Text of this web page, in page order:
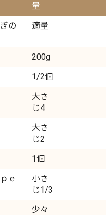
量
の
適量
200g
1/2個
大さ
じ4
大さ
じ2
1個
ｅ
小さ
じ1/3
少々